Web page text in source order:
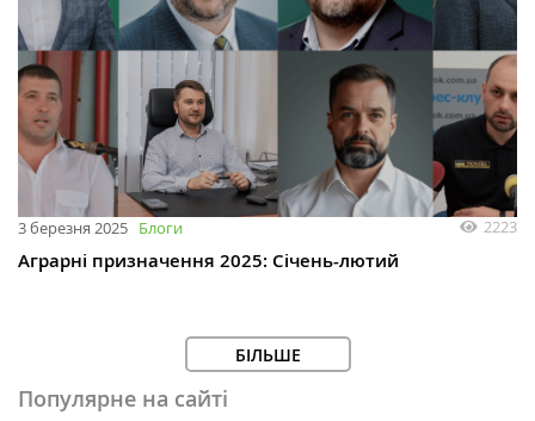
3 березня 2025 Блоги 2223
Аграрні призначення 2025: Січень-лютий
БІЛЬШЕ
Популярне на сайті